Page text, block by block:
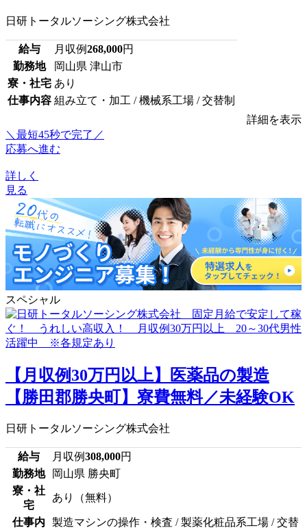
日研トータルソーシング株式会社
給与 月収例268,000円
勤務地
岡山県 津山市
寮・社宅 あり
仕事内容 組み立て・加工 / 機械系工場 / 交替制
詳細を表示
＼最短45秒で完了／
応募へ進む
詳しく
見る
スペシャル
【月収例30万円以上】医薬品の製造
【勝田郡勝央町】寮費無料／未経験OK
日研トータルソーシング株式会社
給与 月収例308,000円
勤務地
岡山県 勝央町
寮・社
宅
あり（無料）
仕事内
製造マシンの操作・検査 / 製薬化粧品系工場 / 交替